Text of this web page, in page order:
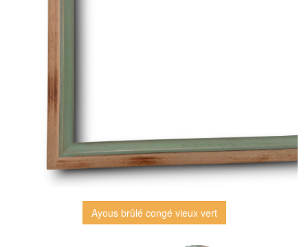
Ayous brûlé congé vieux vert